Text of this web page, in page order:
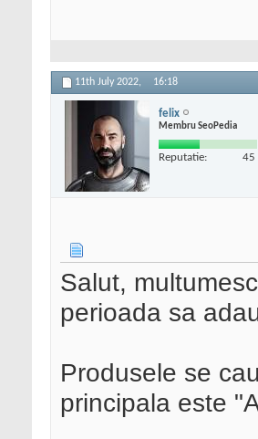
11th July 2022, 16:18
felix
Membru SeoPedia
Reputatie: 45
Salut,
perioada sa
Produsele se
principala este